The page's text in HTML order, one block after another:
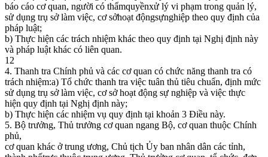
báo cáo cơ quan, người có thẩmquyềnxử lý vi phạm trong quản lý,
sử dụng trụ sở làm việc, cơ sởhoạt độngsựnghiệp theo quy định của
pháp luật;
b) Thực hiện các trách nhiệm khác theo quy định tại Nghị định này
và pháp luật khác có liên quan.
12
4. Thanh tra Chính phủ và các cơ quan có chức năng thanh tra có
trách nhiệm:a) Tổ chức thanh tra việc tuân thủ tiêu chuẩn, định mức
sử dụng trụ sở làm việc, cơ sở hoạt động sự nghiệp và việc thực
hiện quy định tại Nghị định này;
b) Thực hiện các nhiệm vụ quy định tại khoản 3 Điều này.
5. Bộ trưởng, Thủ trưởng cơ quan ngang Bộ, cơ quan thuộc Chính
phủ,
cơ quan khác ở trung ương, Chủ tịch Ủy ban nhân dân các tỉnh,